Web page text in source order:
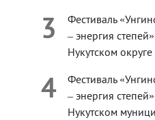
3
Фестиваль
– энергия
Нукутском округе
4
Фестиваль
– энергия
Нукутском